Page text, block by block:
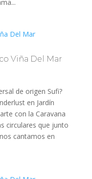
Viña Del Mar
de origen Sufi?
en Jardín
con la Caravana
circulares que junto
cantamos en